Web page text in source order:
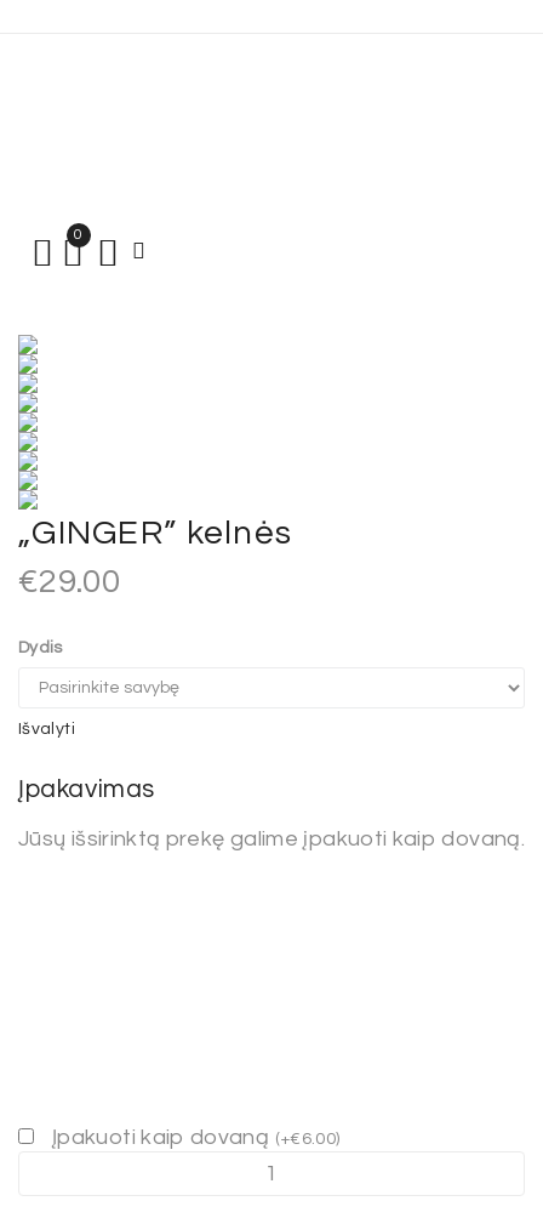
0
„GINGER” kelnės
€29.00
Dydis
Išvalyti
Įpakavimas
Jūsų išsirinktą prekę galime įpakuoti kaip dovaną.
Įpakuoti kaip dovaną (+€ 6.00)